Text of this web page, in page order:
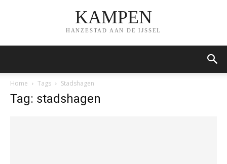
KAMPEN
HANZESTAD AAN DE IJSSEL
Home Tags Stadshagen
Tag: stadshagen